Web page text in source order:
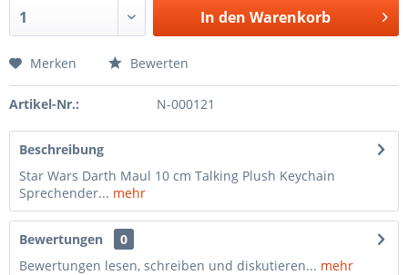
In den Warenkorb
Merken Bewerten
Artikel-Nr.: N-000121
Beschreibung
Star Wars Darth Maul 10 cm Talking Plush Keychain
Sprechender... mehr
Bewertungen
0
Bewertungen lesen, schreiben und diskutieren... mehr